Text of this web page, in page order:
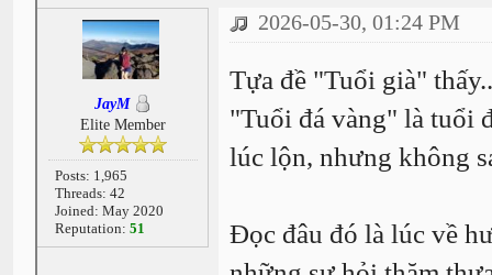
JayM
Elite Member
Posts: 1,965
Threads: 42
Joined: May 2020
Reputation: 51
2026-05-30, 01:24 PM
Tựa đề "Tuổi già"
"Tuổi đá vàng" là tuổi
lúc lộn, nhưng không
Đọc đâu đó là lúc về